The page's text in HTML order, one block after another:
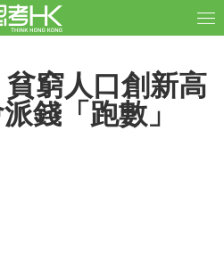
貧窮人口創新高
錢「跑數」